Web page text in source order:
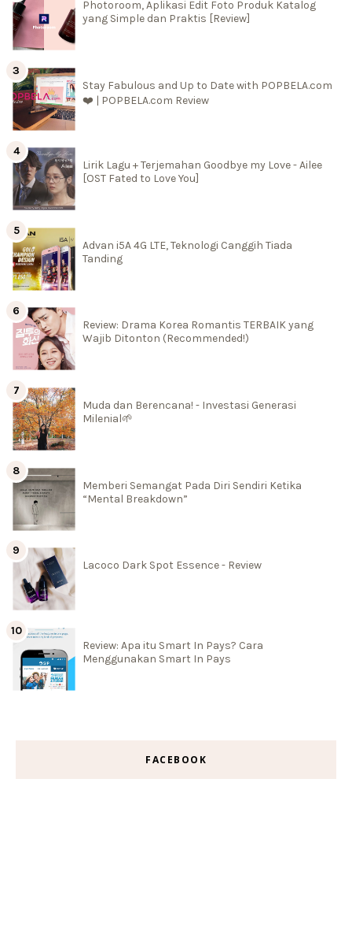
Photoroom, Aplikasi Edit Foto Produk Katalog
yang Simple dan Praktis [Review]
Stay Fabulous and Up to Date with POPBELA.com
❤️ | POPBELA.com Review
Lirik Lagu + Terjemahan Goodbye my Love - Ailee
[OST Fated to Love You]
Advan i5A 4G LTE, Teknologi Canggih Tiada
Tanding
Review: Drama Korea Romantis TERBAIK yang
Wajib Ditonton (Recommended!)
Muda dan Berencana! - Investasi Generasi
Milenial🌱
Memberi Semangat Pada Diri Sendiri Ketika
“Mental Breakdown”
Lacoco Dark Spot Essence - Review
Review: Apa itu Smart In Pays? Cara
Menggunakan Smart In Pays
FACEBOOK